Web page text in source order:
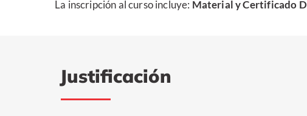
La inscripción al curso incluye: Material y Certificado
Justificación